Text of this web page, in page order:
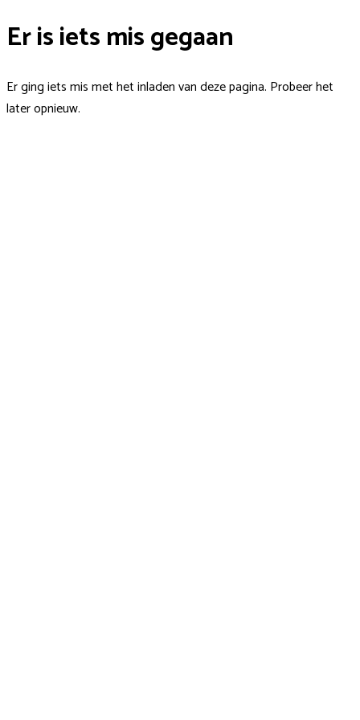
Er is iets mis gegaan
Er ging iets mis met het inladen van deze pagina. Probeer het
later opnieuw.